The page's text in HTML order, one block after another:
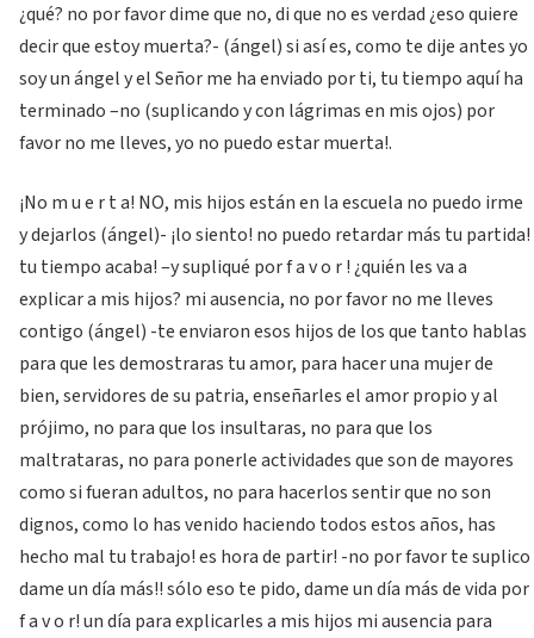
¿qué? no por favor dime que no, di que no es verdad ¿eso quiere
decir que estoy muerta?- (ángel) si así es, como te dije antes yo
soy un ángel y el Señor me ha enviado por ti, tu tiempo aquí ha
terminado –no (suplicando y con lágrimas en mis ojos) por
favor no me lleves, yo no puedo estar muerta!.
¡No m u e r t a! NO, mis hijos están en la escuela no puedo irme
y dejarlos (ángel)- ¡lo siento! no puedo retardar más tu partida!
tu tiempo acaba! –y supliqué por f a v o r ! ¿quién les va a
explicar a mis hijos? mi ausencia, no por favor no me lleves
contigo (ángel) -te enviaron esos hijos de los que tanto hablas
para que les demostraras tu amor, para hacer una mujer de
bien, servidores de su patria, enseñarles el amor propio y al
prójimo, no para que los insultaras, no para que los
maltrataras, no para ponerle actividades que son de mayores
como si fueran adultos, no para hacerlos sentir que no son
dignos, como lo has venido haciendo todos estos años, has
hecho mal tu trabajo! es hora de partir! -no por favor te suplico
dame un día más!! sólo eso te pido, dame un día más de vida por
f a v o r! un día para explicarles a mis hijos mi ausencia para